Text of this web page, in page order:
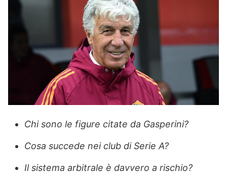
Chi sono le figure citate da Gasperini?
Cosa succede nei club di Serie A?
Il sistema arbitrale è davvero a rischio?